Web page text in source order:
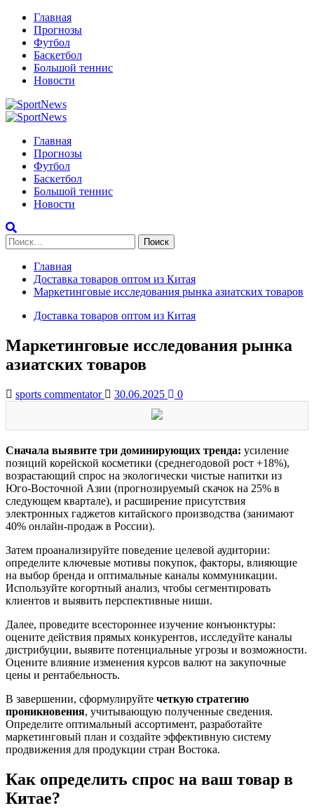
Перейти
содержимому
Главная
Прогнозы
Футбол
Баскетбол
Большой теннис
Новости
Primary
Главная
Прогнозы
Футбол
Баскетбол
Большой теннис
Новости
Найти:
Главная
Доставка товаров оптом из Китая
Маркетинговые исследования рынка азиатских товаров
Доставка товаров оптом из Китая
Маркетинговые исследования рынка
азиатских товаров
sports commentator 30.06.2025 0
Сначала выявите три доминирующих тренда: усиление
позиций корейской косметики (среднегодовой рост +18%),
возрастающий спрос на экологически чистые напитки из
Юго-Восточной Азии (прогнозируемый скачок на 25% в
следующем квартале), и расширение присутствия
электронных гаджетов китайского производства (занимают
40% онлайн-продаж в России).
Затем проанализируйте поведение целевой аудитории:
определите ключевые мотивы покупок, факторы, влияющие
на выбор бренда и оптимальные каналы коммуникации.
Используйте когортный анализ, чтобы сегментировать
клиентов и выявить перспективные ниши.
Далее, проведите всестороннее изучение конъюнктуры:
оцените действия прямых конкурентов, исследуйте каналы
дистрибуции, выявите потенциальные угрозы и возможности.
Оцените влияние изменения курсов валют на закупочные
цены и рентабельность.
В завершении, сформулируйте четкую стратегию
проникновения, учитывающую полученные сведения.
Определите оптимальный ассортимент, разработайте
маркетинговый план и создайте эффективную систему
продвижения для продукции стран Востока.
Как определить спрос на ваш товар в
Китае?